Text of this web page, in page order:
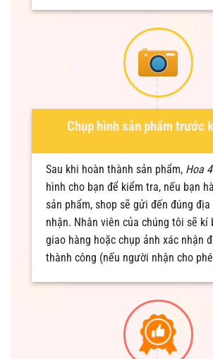
Chụp hình sản phẩm trước
Sau khi hoàn thành sản phẩm, Hoa
hình cho bạn để kiểm tra, nếu bạn
sản phẩm, shop sẽ gửi đến đúng
nhận. Nhân viên của chúng tôi sẽ kí
giao hàng hoặc chụp ảnh xác nhận
thành công (nếu người nhận cho